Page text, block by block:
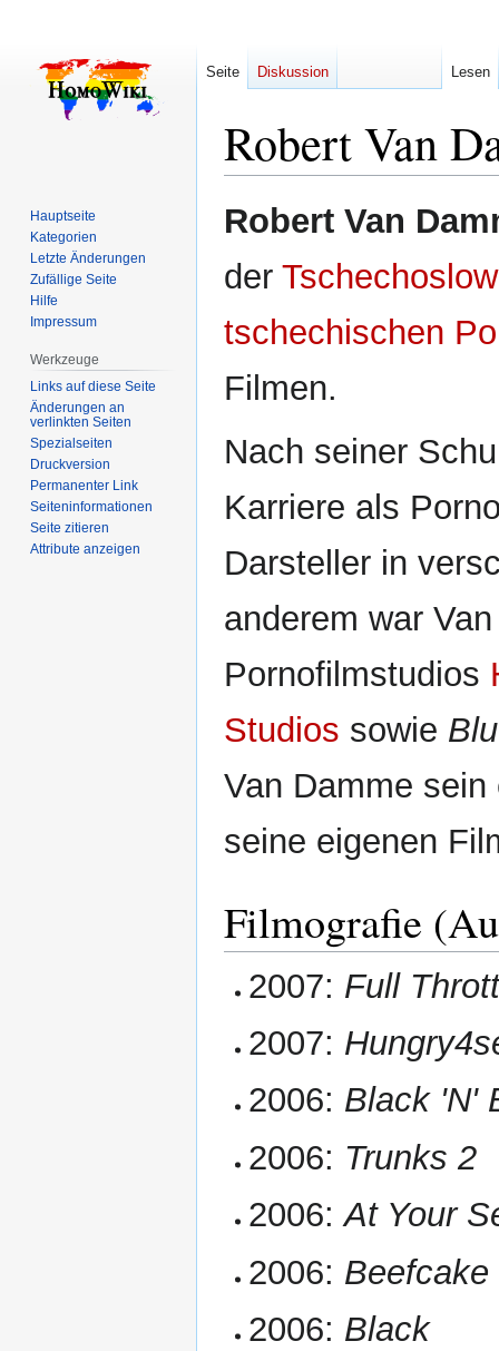
Robert Van
Zur
Navigation
Zur
Suche
Robert Van
der
tschechischen
Filmen.
Nach seiner
Karriere als
Darsteller in
anderem war
Pornofilmstudios
Studios sowie
Van Damme
seine eigenen
Filmografie
2007: Full
2007:
2006: Black 'N'
2006: Trunks 2
2006:At Your
2006: Beefcake
2006: Black
Seite Diskussion Lesen
Hauptseite
Kategorien
Letzte Änderungen
Zufällige Seite
Hilfe
Impressum
Werkzeuge
Links auf diese Seite
Änderungen an
verlinkten Seiten
Spezialseiten
Druckversion
Permanenter Link
Seiten­­informationen
Seite zitieren
Attribute anzeigen